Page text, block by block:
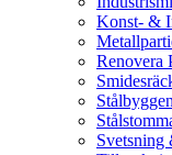
Konst- &
Renovera
Svetsning